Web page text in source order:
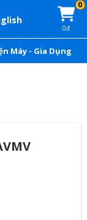
0
0đ
Máy - Gia Dụng